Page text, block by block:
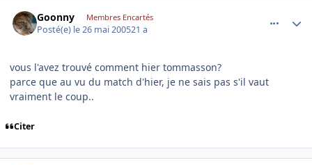
Goonny Membres Encartés
Posté(e) le 26 mai 200521 a
vous l'avez trouvé comment hier tommasson?
parce que au vu du match d'hier, je ne sais pas s'il vaut
vraiment le coup..
Citer